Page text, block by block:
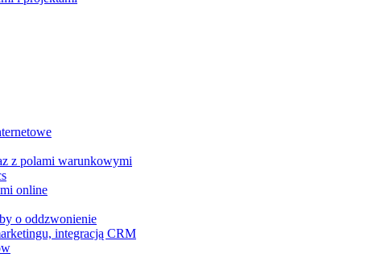
z polami warunkowymi
online
o oddzwonienie
integracją CRM